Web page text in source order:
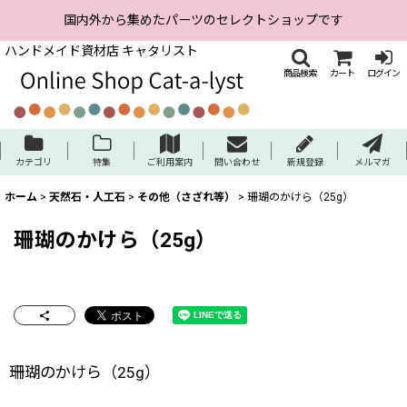
国内外から集めたパーツのセレクトショップです
ハンドメイド資材店 キャタリスト
商品検索 カート ログイン
カテゴリ 特集 ご利用案内 問い合わせ 新規登録 メルマガ
ホーム > 天然石・人工石 > その他（さざれ等） > 珊瑚のかけら（25g）
珊瑚のかけら（25g）
珊瑚のかけら（25g）